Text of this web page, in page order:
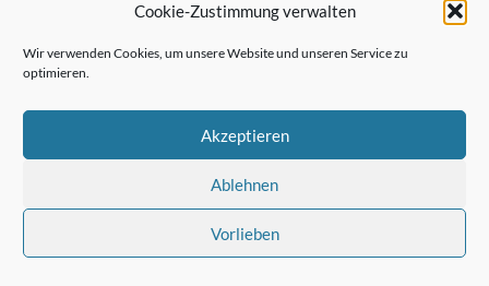
Cookie-Zustimmung verwalten
Wir verwenden Cookies, um unsere Website und unseren Service zu
optimieren.
Akzeptieren
Ablehnen
Vorlieben
Nächster Beitrag →